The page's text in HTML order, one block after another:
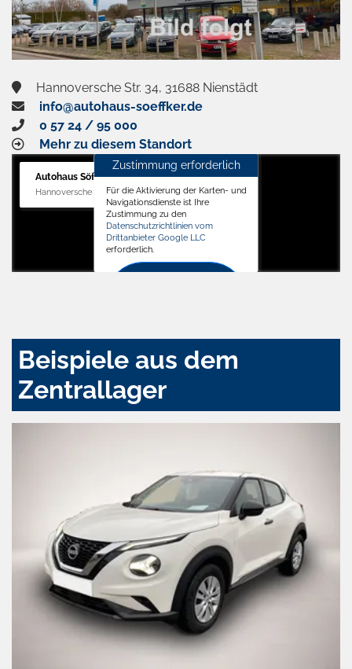
Hannoversche Str. 34, 31688 Nienstädt
info@autohaus-soeffker.de
0 57 24 / 95 000
Mehr zu diesem Standort
Autohaus Söffker GmbH
Hannoversche Str. 34, 31688 Nienstädt
Zustimmung erforderlich
Für die Aktivierung der Karten- und
Navigationsdienste ist Ihre
Zustimmung zu den
Datenschutzrichtlinien vom
Drittanbieter Google LLC
erforderlich.
Beispiele aus dem
Zentrallager